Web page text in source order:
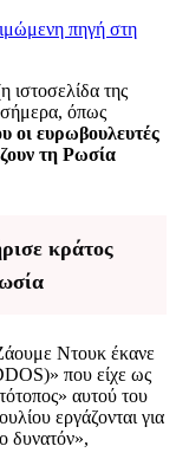
πηγή στη
ιστοσελίδα της
σήμερα, όπως
οι ευρωβουλευτές
τη Ρωσία
κράτος
Ντουκ έκανε
που είχε ως
αυτού του
εργάζονται για
δυνατόν»,